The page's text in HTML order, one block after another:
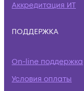
Аккредитация ИТ
ПОДДЕРЖКА
On-line поддержка
Условия оплаты